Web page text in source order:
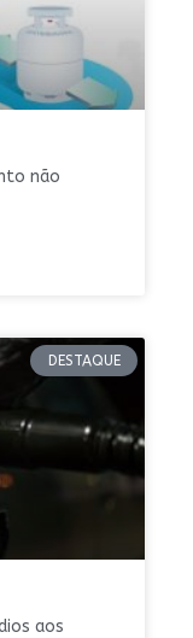
não
DESTAQUE
aos